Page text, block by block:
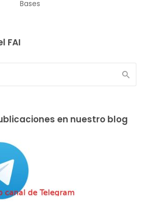
Bases
FAI
en nuestro blog